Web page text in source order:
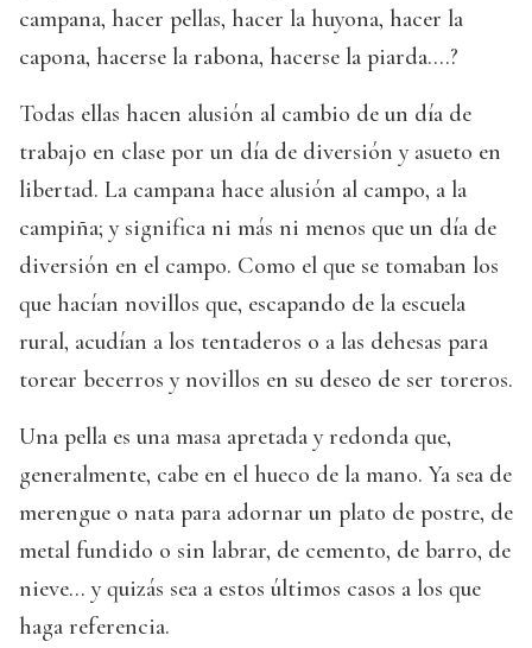
campana, hacer pellas, hacer la huyona, hacer la
capona, hacerse la rabona, hacerse la piarda….?
Todas ellas hacen alusión al cambio de un día de
trabajo en clase por un día de diversión y asueto en
libertad. La campana hace alusión al campo, a la
campiña; y significa ni más ni menos que un día de
diversión en el campo. Como el que se tomaban los
que hacían novillos que, escapando de la escuela
rural, acudían a los tentaderos o a las dehesas para
torear becerros y novillos en su deseo de ser toreros.
Una pella es una masa apretada y redonda que,
generalmente, cabe en el hueco de la mano. Ya sea de
merengue o nata para adornar un plato de postre, de
metal fundido o sin labrar, de cemento, de barro, de
nieve… y quizás sea a estos últimos casos a los que
haga referencia.